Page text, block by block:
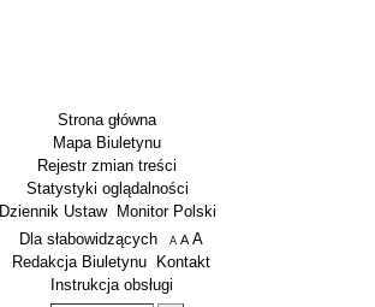
Strona główna
Mapa Biuletynu
Rejestr zmian treści
Statystyki oglądalności
Dziennik Ustaw
Monitor Polski
Menu dodatkowe
Dla słabowidzących A pomniejsz czcionkę
A standardowy rozmiar czcionki
A
Redakcja Biuletynu
Kontakt
Instrukcja obsługi